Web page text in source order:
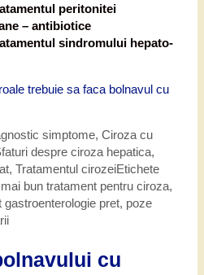
peritonitei
– antibiotice
sindromului hepato-
trebuie sa faca bolnavul cu
simptome, Ciroza cu
despre ciroza hepatica,
, Tratamentul cirozeiEtichete
bun tratament pentru ciroza,
gastroenterologie pret, poze
cu